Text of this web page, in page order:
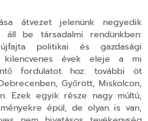
átvezet jelenünk negyedik
áll be társadalmi rendünkben:
politikai és gazdasági
évek eleje a mi
fordulatot hoz: további öt
Győrött, Miskolcon,
Ezek egyik része nagy múltú,
épül, de olyan is van,